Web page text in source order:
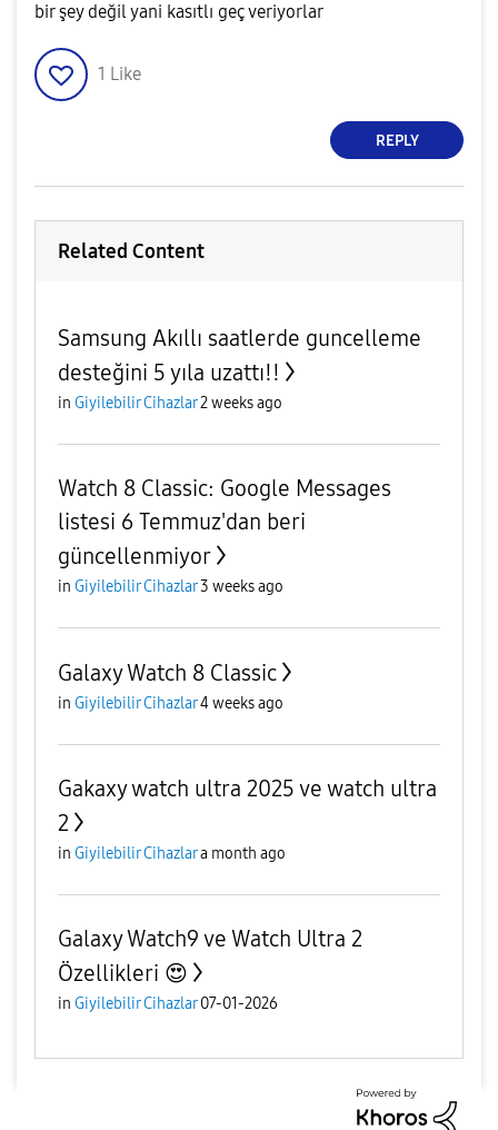
bir şey değil yani kasıtlı geç veriyorlar
1 Like
REPLY
Related Content
Samsung Akıllı saatlerde guncelleme
desteğini 5 yıla uzattı!!
in Giyilebilir Cihazlar2 weeks ago
Watch 8 Classic: Google Messages
listesi 6 Temmuz'dan beri
güncellenmiyor
in Giyilebilir Cihazlar3 weeks ago
Galaxy Watch 8 Classic
in Giyilebilir Cihazlar4 weeks ago
Gakaxy watch ultra 2025 ve watch ultra
2
in Giyilebilir Cihazlara month ago
Galaxy Watch9 ve Watch Ultra 2
Özellikleri 😍
in Giyilebilir Cihazlar 07-01-2026